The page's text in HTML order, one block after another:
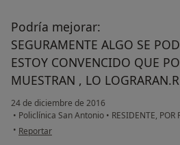
Podría mejorar:
SEGURAMENTE ALGO SE
ESTOY CONVENCIDO QUE
MUESTRAN , LO
24 de diciembre de 2016
• Policlínica San Antonio • RESIDENTE, POR
• en opinión del usuario anónimo
Reportar